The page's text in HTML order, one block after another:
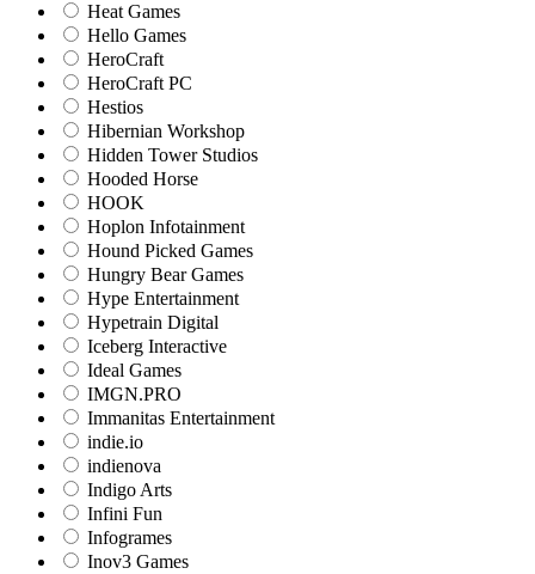
Heat Games
Hello Games
HeroCraft
HeroCraft PC
Hestios
Hibernian Workshop
Hidden Tower Studios
Hooded Horse
HOOK
Hoplon Infotainment
Hound Picked Games
Hungry Bear Games
Hype Entertainment
Hypetrain Digital
Iceberg Interactive
Ideal Games
IMGN.PRO
Immanitas Entertainment
indie.io
indienova
Indigo Arts
Infini Fun
Infogrames
Inov3 Games